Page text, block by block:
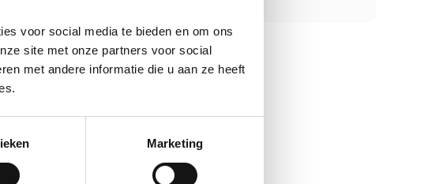
voor social media te bieden en om ons
site met onze partners voor social
met andere informatie die u aan ze heeft
Marketing